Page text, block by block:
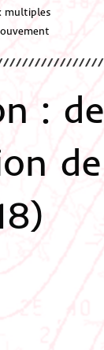
multiples
: de
de